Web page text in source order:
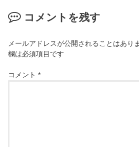
コメントを残す
メールアドレスが公開されることはあり
欄は必須項目です
コメント*